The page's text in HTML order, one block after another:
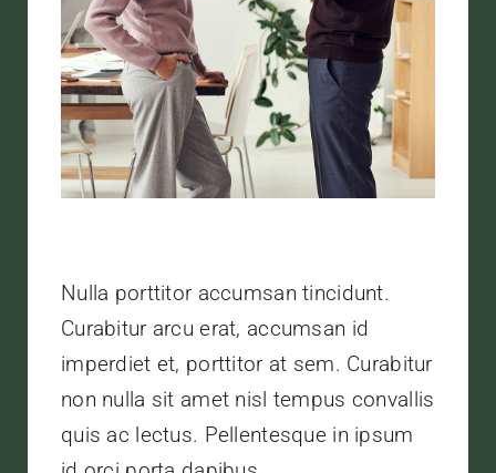
Nulla porttitor accumsan tincidunt.
Curabitur arcu erat, accumsan id
imperdiet et, porttitor at sem. Curabitur
non nulla sit amet nisl tempus convallis
quis ac lectus. Pellentesque in ipsum